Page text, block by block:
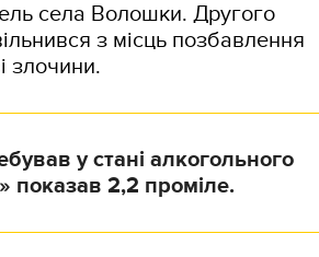
села Волошки. Другого
з місць позбавлення
злочини.
у стані алкогольного
показав 2,2 проміле.